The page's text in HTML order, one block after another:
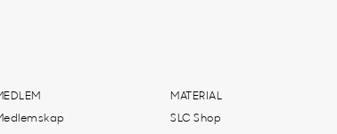
MATERIAL
SLC Shop